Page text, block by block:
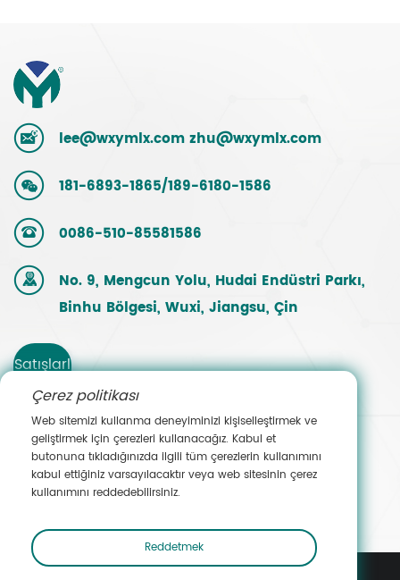
lee@wxymlx.com zhu@wxymlx.com
181-6893-1865/189-6180-1586
0086-510-85581586
No. 9, Mengcun Yolu, Hudai Endüstri Parkı,
Binhu Bölgesi, Wuxi, Jiangsu, Çin
Satışlarl
a
İletişim
e Geçin
Çerez politikası
Web sitemizi kullanma deneyiminizi kişiselleştirmek ve
geliştirmek için çerezleri kullanacağız. Kabul et
butonuna tıkladığınızda ilgili tüm çerezlerin kullanımını
kabul ettiğiniz varsayılacaktır veya web sitesinin çerez
kullanımını reddedebilirsiniz.
Reddetmek